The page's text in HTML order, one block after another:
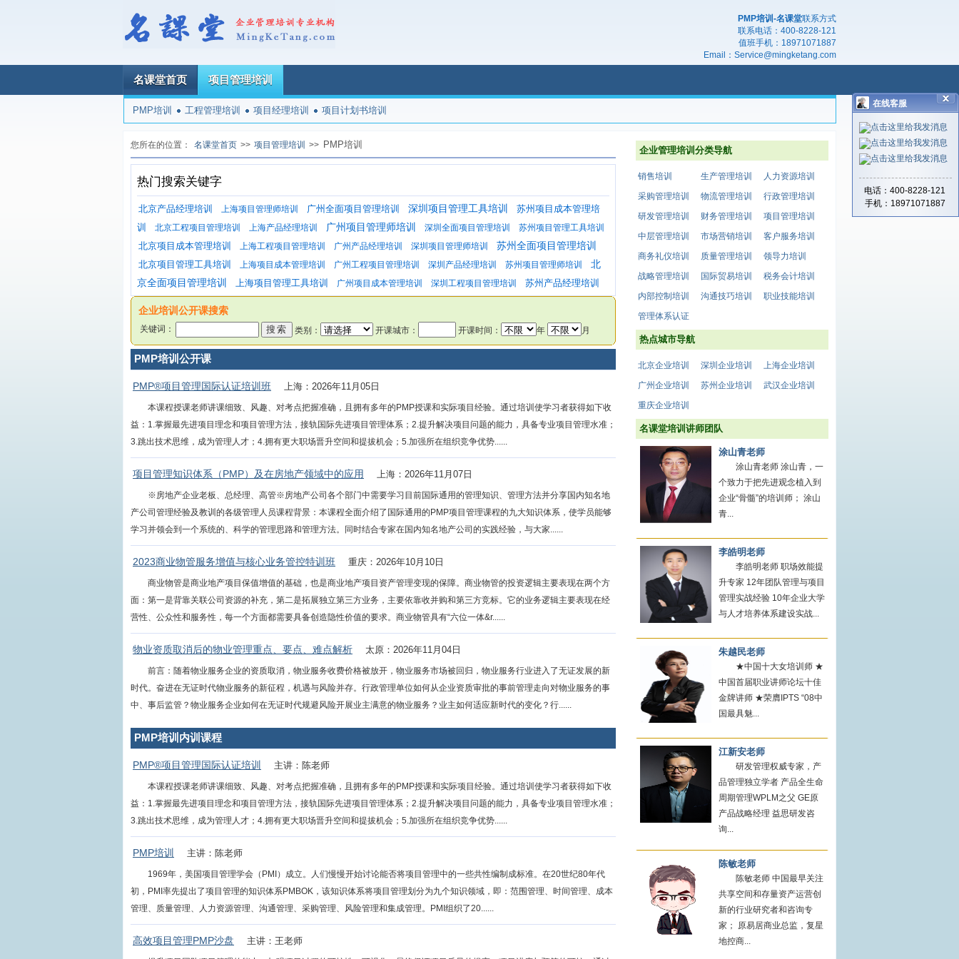
PMP培训-名课堂联系方式
联系电话： 400-8228-121
值班手机： 18971071887
Email： Service@mingketang.com
名课堂首页 项目管理培训
PMP培训 工程管理培训 项目经理培训 项目计划书培训
您所在的位置： 名课堂首页 >> 项目管理培训 >> PMP培训
热门搜索关键字
北京产品经理培训 上海项目管理师培训 广州全面项目管理培训 深圳项目管理工具培训
苏州项目成本管理培
训
北京工程项目管理培训 上海产品经理培训 广州项目管理师培训 深圳全面项目管理培训 苏州项目管理工具培训
北京项目成本管理培训 上海工程项目管理培训 广州产品经理培训 深圳项目管理师培训
苏州全面项目管理培训
北京项目管理工具培训
上海项目成本管理培训 广州工程项目管理培训 深圳产品经理培训 苏州项目管理师培训
北
京全面项目管理培训
上海项目管理工具培训 广州项目成本管理培训 深圳工程项目管理培训 苏州产品经理培训
企业培训公开课搜索
关键词： 类别： 开课城市： 开课时间： 年 月
PMP培训公开课
PMP®项目管理国际认证培训班 上海：2026年11月05日
本课程授课老师讲课细致、风趣、对考点把握准确，且拥有多年的PMP授课和实际项目经验。通过培训使学习者获得如下收
益：1.掌握最先进项目理念和项目管理方法，接轨国际先进项目管理体系；2.提升解决项目问题的能力，具备专业项目管理水准；
3.跳出技术思维，成为管理人才；4.拥有更大职场晋升空间和提拔机会；5.加强所在组织竞争优势......
项目管理知识体系（PMP）及在房地产领域中的应用 上海：2026年11月07日
※房地产企业老板、总经理、高管※房地产公司各个部门中需要学习目前国际通用的管理知识、管理方法并分享国内知名地
产公司管理经验及教训的各级管理人员课程背景：本课程全面介绍了国际通用的PMP项目管理课程的九大知识体系，使学员能够
学习并领会到一个系统的、科学的管理思路和管理方法。同时结合专家在国内知名地产公司的实践经验，与大家......
2023商业物管服务增值与核心业务管控特训班 重庆：2026年10月10日
商业物管是商业地产项目保值增值的基础，也是商业地产项目资产管理变现的保障。商业物管的投资逻辑主要表现在两个方
面：第一是背靠关联公司资源的补充，第二是拓展独立第三方业务，主要依靠收并购和第三方竞标。它的业务逻辑主要表现在经
营性、公众性和服务性，每一个方面都需要具备创造隐性价值的要求。商业物管具有“六位一体&r......
物业资质取消后的物业管理重点、要点、难点解析 太原：2026年11月04日
前言：随着物业服务企业的资质取消，物业服务收费价格被放开，物业服务市场被回归，物业服务行业进入了无证发展的新
时代。奋进在无证时代物业服务的新征程，机遇与风险并存。行政管理单位如何从企业资质审批的事前管理走向对物业服务的事
中、事后监管？物业服务企业如何在无证时代规避风险开展业主满意的物业服务？业主如何适应新时代的变化？行......
PMP培训内训课程
PMP®项目管理国际认证培训 主讲：陈老师
本课程授课老师讲课细致、风趣、对考点把握准确，且拥有多年的PMP授课和实际项目经验。通过培训使学习者获得如下收
益：1.掌握最先进项目理念和项目管理方法，接轨国际先进项目管理体系；2.提升解决项目问题的能力，具备专业项目管理水准；
3.跳出技术思维，成为管理人才；4.拥有更大职场晋升空间和提拔机会；5.加强所在组织竞争优势......
PMP培训 主讲：陈老师
1969年，美国项目管理学会（PMI）成立。人们慢慢开始讨论能否将项目管理中的一些共性编制成标准。在20世纪80年代
初，PMI率先提出了项目管理的知识体系PMBOK，该知识体系将项目管理划分为九个知识领域，即：范围管理、时间管理、成本
管理、质量管理、人力资源管理、沟通管理、采购管理、风险管理和集成管理。PMI组织了20......
高效项目管理PMP沙盘 主讲：王老师
企业管理培训分类导航
销售培训 生产管理培训
人力资源培训
采购管理培训
物流管理培训
行政管理培训
研发管理培训
财务管理培训
项目管理培训
中层管理培训
市场营销培训
客户服务培训
商务礼仪培训
质量管理培训
领导力培训
战略管理培训
国际贸易培训
税务会计培训
内部控制培训
沟通技巧培训
职业技能培训
管理体系认证
热点城市导航
北京企业培训 深圳企业培训
上海企业培训
广州企业培训
苏州企业培训
武汉企业培训
重庆企业培训
名课堂培训讲师团队
涂山青老师
涂山青老师 涂山青，一
个致力于把先进观念植入到
企业“骨髓”的培训师； 涂山
青...
李皓明老师
李皓明老师 职场效能提
升专家 12年团队管理与项目
管理实战经验 10年企业大学
与人才培养体系建设实战...
朱越民老师
★中国十大女培训师 ★
中国首届职业讲师论坛十佳
金牌讲师 ★荣膺IPTS “08中
国最具魅...
江新安老师
研发管理权威专家，产
品管理独立学者 产品全生命
周期管理WPLM之父 GE原
产品战略经理 益思研发咨
询...
陈敏老师
陈敏老师 中国最早关注
共享空间和存量资产运营创
新的行业研究者和咨询专
家； 原易居商业总监，复星
地控商...
在线客服
电话：400-8228-121
手机：18971071887